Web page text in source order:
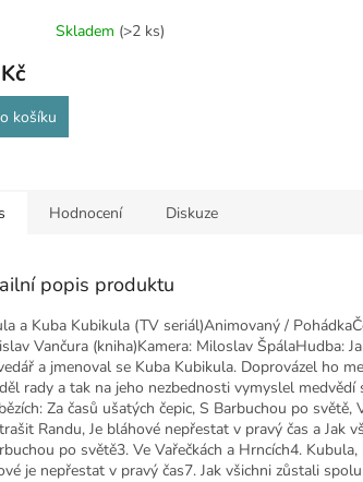
Skladem (>2 ks)
košíku
Hodnocení Diskuze
popis produktu
a Kuba Kubikula (TV seriál)Animovaný /
Vančura (kniha)Kamera: Miloslav ŠpálaHudba:
a jmenoval se Kuba Kubikula. Doprovázel ho
rady a tak na jeho nezbednosti vymyslel
Za časů ušatých čepic, S Barbuchou po
Randu, Je bláhové nepřestat v pravý čas a Jak
po světě3. Ve Vařečkách a Hrncích4.
je nepřestat v pravý čas7. Jak všichni zůstali spolu